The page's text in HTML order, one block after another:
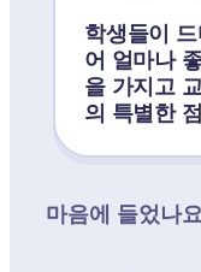
학생들이
어 얼마나
을 가지고
의 특별한
마음에 들었나